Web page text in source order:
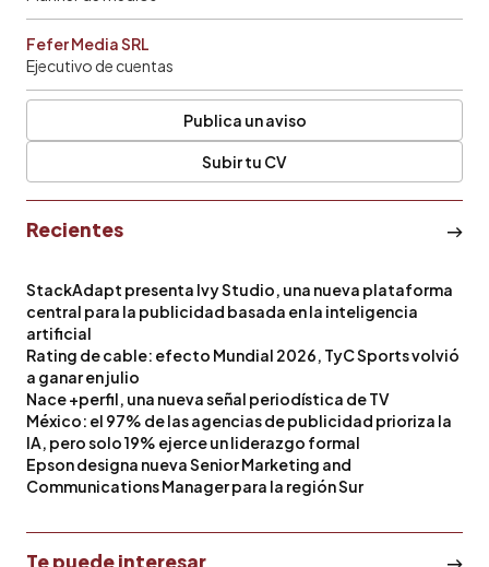
Fefer Media SRL
Ejecutivo de cuentas
Publica un aviso
Subir tu CV
Recientes
StackAdapt presenta Ivy Studio, una nueva plataforma
central para la publicidad basada en la inteligencia
artificial
Rating de cable: efecto Mundial 2026, TyC Sports volvió
a ganar en julio
Nace +perfil, una nueva señal periodística de TV
México: el 97% de las agencias de publicidad prioriza la
IA, pero solo 19% ejerce un liderazgo formal
Epson designa nueva Senior Marketing and
Communications Manager para la región Sur
Te puede interesar